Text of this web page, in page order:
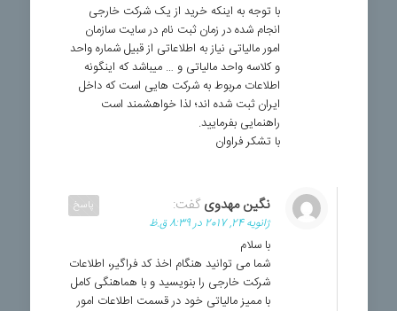
با توجه به اینکه خرید از یک شرکت خارجی
انجام شده در زمان ثبت نام در سایت سازمان
امور مالیاتی نیاز به اطلاعاتی از قبیل شماره واحد
و کلاسه واحد مالیاتی و … میباشد که اینگونه
اطلاعات مربوط به شرکت هایی است که داخل
ایران ثبت شده اند؛ لذا خواهشمند است
راهنمایی بفرمایید.
با تشکر فراوان
نگین مهدوی گفت:
ژانویه 24, 2017 در 8:39 ق.ظ
با سلام
شما می توانید هنگام اخذ کد فراگیر، اطلاعات
شرکت خارجی را بنویسید و با هماهنگی کامل
با ممیز مالیاتی خود در قسمت اطلاعات امور
پاسخ